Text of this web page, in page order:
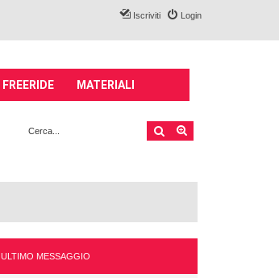
Login
Iscriviti
FREERIDE MATERIALI
Cerca
ULTIMO MESSAGGIO